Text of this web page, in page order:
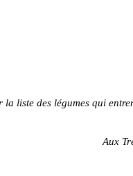
la liste des légumes qui
Aux